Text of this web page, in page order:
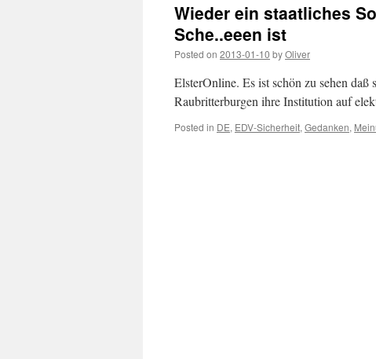
Wieder ein staatliches
Sche..eeen ist
Posted on 2013-01-10 byOliver
ElsterOnline. Es ist schön zu sehen
Raubritterburgen ihre Institution auf
Posted in DE, EDV-Sicherheit, Gedanken,